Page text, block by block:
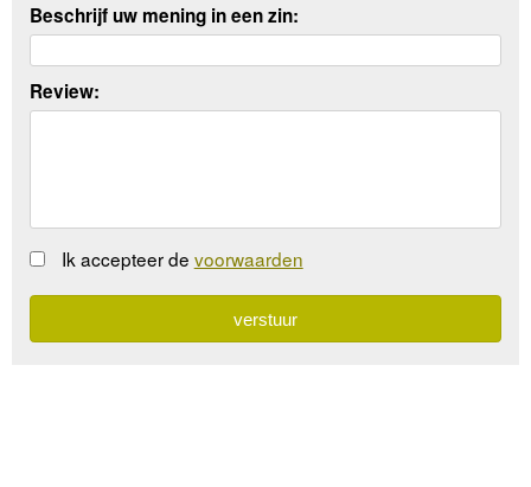
Beschrijf uw mening in een zin:
Review:
Ik accepteer de voorwaarden